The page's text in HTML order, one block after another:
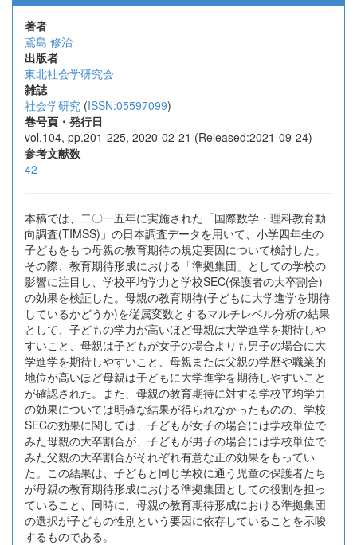
著者
鳶島 修治
出版者
東北社会学研究会
雑誌
社会学研究 (ISSN:05597099)
巻号頁・発行日
vol.104, pp.201-225, 2020-02-21 (Released:2021-09-24)
参考文献数
42
本稿では、二〇一五年に実施された「国際数学・理科教育動
向調査(TIMSS)」の日本調査データを用いて、小学四年生の
子どもをもつ母親の教育期待の規定要因について検討した。
その際、教育期待形成における「準拠集団」としての学校の
影響に注目し、学校平均学力と学校SEC(保護者の大卒割合)
の効果を検証した。母親の教育期待(子どもに大学進学を期待
しているかどうか)を従属変数とするマルチレベル分析の結果
として、子どもの学力が高いほど母親は大学進学を期待しや
すいこと、母親は子どもが女子の場合よりも男子の場合に大
学進学を期待しやすいこと、母親または父親の学歴や職業的
地位が高いほど母親は子どもに大学進学を期待しやすいこと
が確認された。また、母親の教育期待に対する学校平均学力
の効果については明確な結果が得られなかったものの、学校
SECの効果に関しては、子どもが女子の場合には学校単位で
みた母親の大卒割合が、子どもが男子の場合には学校単位で
みた父親の大卒割合がそれぞれ有意な正の効果をもってい
た。この結果は、子どもと同じ学校に通う児童の保護者たち
が母親の教育期待形成における準拠集団としての役割を担っ
ていること、同時に、母親の教育期待形成における準拠集団
の選択が子どもの性別という要因に依存していることを示唆
するものである。